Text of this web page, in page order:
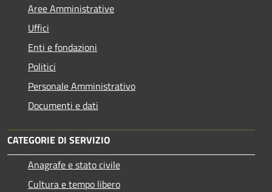
Aree Amministrative
Uffici
Enti e fondazioni
Politici
Personale Amministrativo
Documenti e dati
CATEGORIE DI SERVIZIO
Anagrafe e stato civile
Cultura e tempo libero